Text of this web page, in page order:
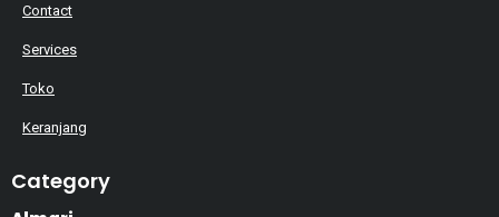
Contact
Services
Toko
Keranjang
Category